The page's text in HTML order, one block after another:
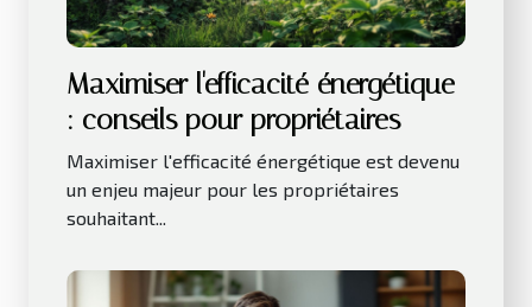
Maximiser l'efficacité énergétique
: conseils pour propriétaires
Maximiser l'efficacité énergétique est devenu
un enjeu majeur pour les propriétaires
souhaitant...